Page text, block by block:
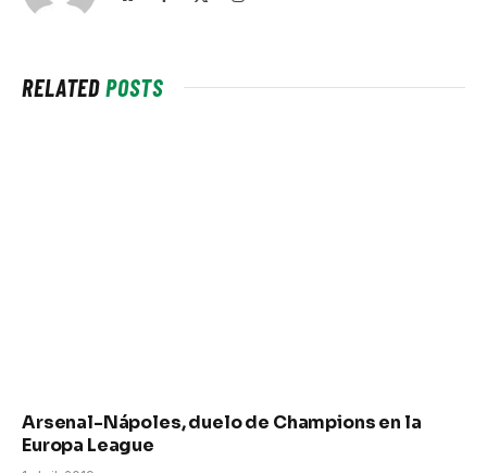
RELATEDPOSTS
Arsenal-Nápoles, duelo de Champions en la
Europa League